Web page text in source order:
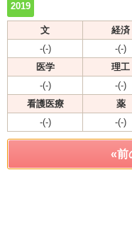
2019
文 経済
-(-)
-(-)
医学
理工
-(-)
-(-)
看護医療
薬
-(-)
-(-)
«前